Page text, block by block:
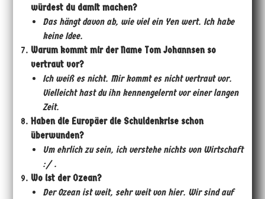
würdest du damit machen?
Das hängt davon ab, wie viel ein Yen wert. Ich habe
keine Idee.
Warum kommt mir der Name Tom Johannsen so
vertraut vor?
Ich weiß es nicht. Mir kommt es nicht vertraut vor.
Vielleicht hast du ihn kennengelernt vor einer langen
Zeit.
Haben die Europäer die Schuldenkrise schon
überwunden?
Um ehrlich zu sein, ich verstehe nichts von Wirtschaft
:/ .
Wo ist der Ozean?
Der Ozean ist weit, sehr weit von hier. Wir sind auf